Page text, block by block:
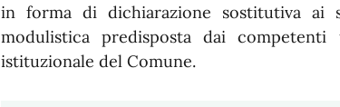
in forma di dichiarazione sostitutiva ai
modulistica predisposta dai
istituzionale del Comune.